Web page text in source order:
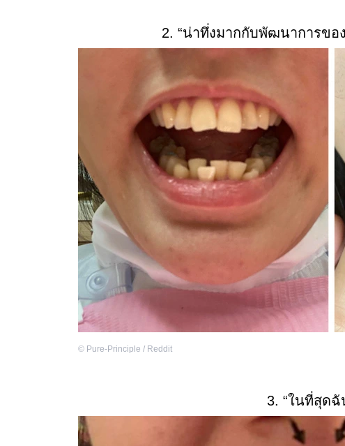
2. “น่าทึ่งมากกับพัฒนาการขอ
© Pure-Principle / Reddit
3. “ในที่สุดฉั